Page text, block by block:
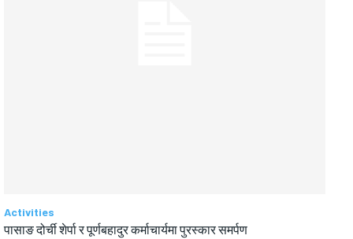
Activities
पासाङ दोर्ची शेर्पा र पूर्णबहादुर कर्माचार्यमा पुरस्कार समर्पण